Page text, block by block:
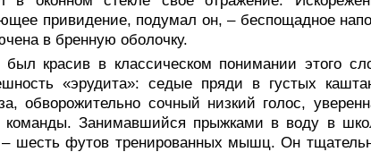
привидение, подумал он, – беспощадное
в бренную оболочку.
красив в классическом понимании этого
«эрудита»: седые пряди в густых
обворожительно сочный низкий голос,
команды. Занимавшийся прыжками в воду в
– шесть футов тренированных мышц. Он